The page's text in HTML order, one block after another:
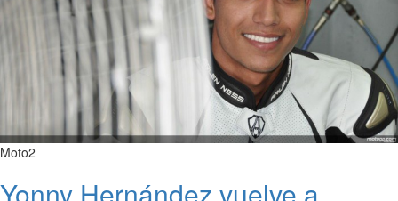
Moto2